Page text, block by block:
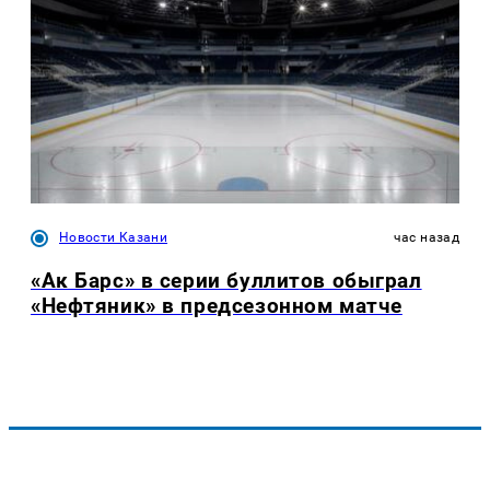
Новости Казани час назад
«Ак Барс» в серии буллитов обыграл
«Нефтяник» в предсезонном матче